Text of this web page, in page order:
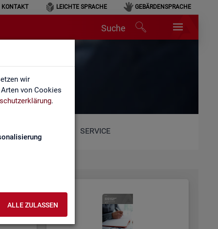
wir
von Cookies
.
ALLE ZULASSEN
KONTAKT LEICHTE SPRACHE GEBÄRDENSPRACHE
Suche
SERVICE